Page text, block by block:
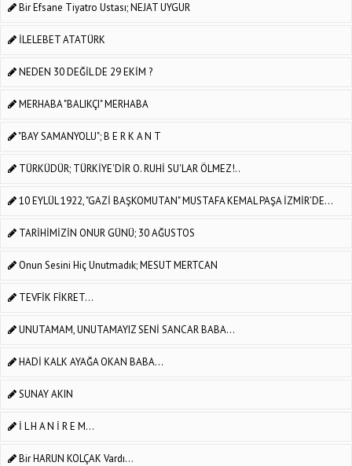
Bir Efsane Tiyatro Ustası; NEJAT UYGUR
İLELEBET ATATÜRK
NEDEN 30 DEĞİL DE 29 EKİM ?
MERHABA "BALIKÇI" MERHABA
"BAY SAMANYOLU"; B E R K A N T
TÜRKÜDÜR; TÜRKİYE'DİR O. RUHİ SU'LAR ÖLMEZ!..
10 EYLÜL 1922, "GAZİ BAŞKOMUTAN" MUSTAFA KEMAL PAŞA İZMİR’DE...
TARİHİMİZİN ONUR GÜNÜ; 30 AĞUSTOS
Onun Sesini Hiç Unutmadık; MESUT MERTCAN
TEVFİK FİKRET...
UNUTAMAM, UNUTAMAYIZ SENİ SANCAR BABA...
HADİ KALK AYAĞA OKAN BABA...
SUNAY AKIN
İ L H A N İ R E M...
Bir HARUN KOLÇAK Vardı...